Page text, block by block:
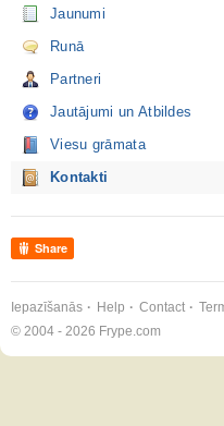
Jaunumi
Runā
Partneri
Jautājumi un Atbildes
Viesu grāmata
Kontakti
Share
Iepazīšanās Help Contact
© 2004 - 2026 Frype.com